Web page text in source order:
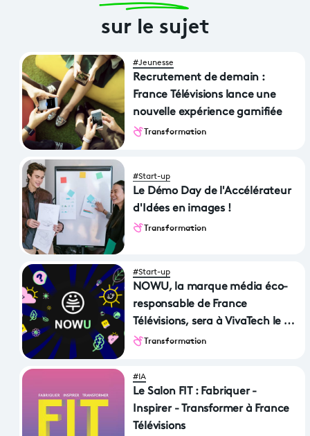
sur le sujet
#Jeunesse
Recrutement de demain :
France Télévisions lance une
nouvelle expérience gamifiée
Transformation
#Start-up
Le Démo Day de l'Accélérateur
d'Idées en images !
Transformation
#Start-up
NOWU, la marque média éco-
responsable de France
Télévisions, sera à VivaTech le 18
juin prochain !
Transformation
#IA
Le Salon FIT : Fabriquer -
Inspirer - Transformer à France
Télévisions